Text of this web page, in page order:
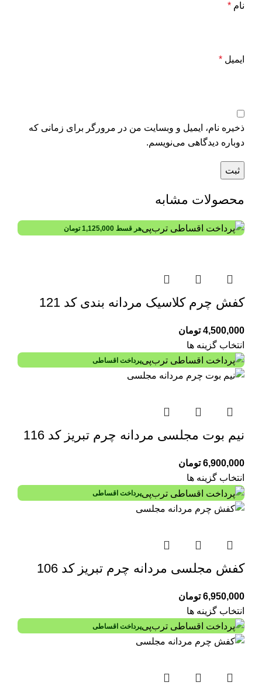
نام *
ایمیل *
ذخیره نام، ایمیل و وبسایت من در مرورگر برای زمانی که
دوباره دیدگاهی می‌نویسم.
محصولات مشابه
هر قسط 1,125,000 تومان
کفش چرم کلاسیک مردانه بندی کد 121
4,500,000 تومان
انتخاب گزینه ها
پرداخت اقساطی
نیم بوت مجلسی مردانه چرم تبریز کد 116
6,900,000 تومان
انتخاب گزینه ها
پرداخت اقساطی
کفش مجلسی مردانه چرم تبریز کد 106
6,950,000 تومان
انتخاب گزینه ها
پرداخت اقساطی